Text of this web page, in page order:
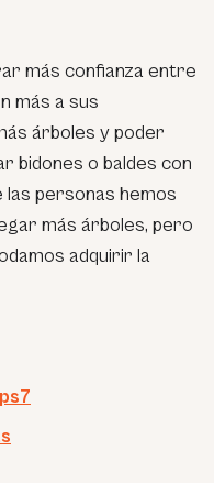
más confianza entre
más a sus
árboles y poder
bidones o baldes con
las personas hemos
más árboles, pero
adquirir la